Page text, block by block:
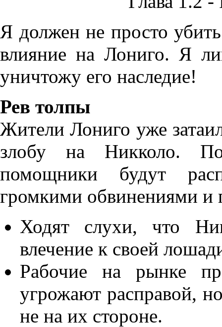
Я должен не просто
влияние на Лониго. Я
уничтожу его наследие!
Рев толпы
Жители Лониго уже
злобу на Никколо.
помощники будут
громкими обвинениями и
Ходят слухи, что
влечение к своей
Рабочие на рынке
угрожают расправой,
не на их стороне.